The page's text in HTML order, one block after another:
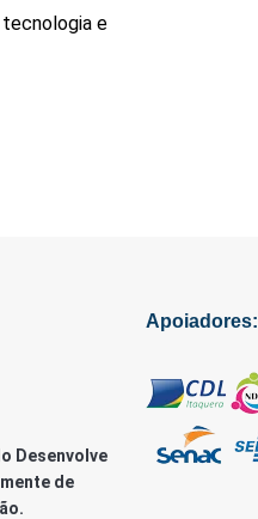
tecnologia e
Desenvolve
de
Apoiadores: